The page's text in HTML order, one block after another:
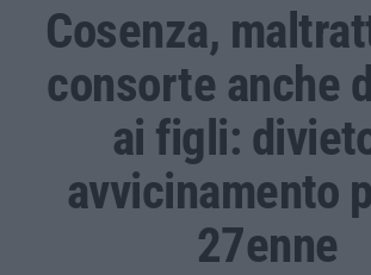
Cosenza,
consorte anche
ai figli:
avvicinamento
27enne